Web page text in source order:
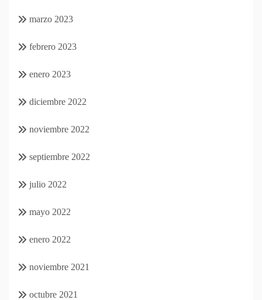
marzo 2023
febrero 2023
enero 2023
diciembre 2022
noviembre 2022
septiembre 2022
julio 2022
mayo 2022
enero 2022
noviembre 2021
octubre 2021